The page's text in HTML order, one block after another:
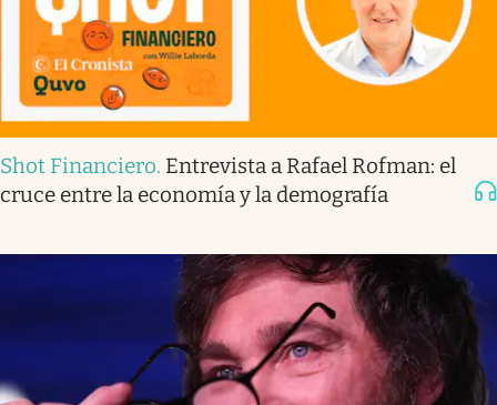
Shot Financiero. Entrevista a Rafael Rofman: el
cruce entre la economía y la demografía